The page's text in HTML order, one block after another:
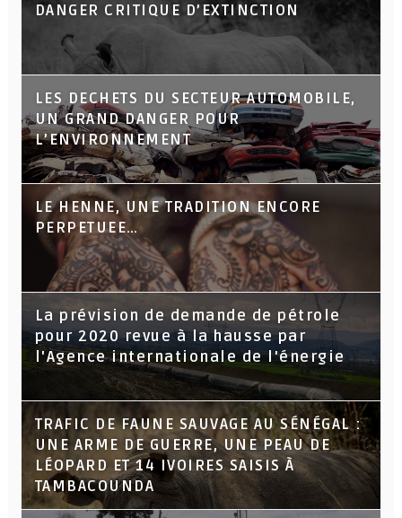
DANGER CRITIQUE D’EXTINCTION
LES DECHETS DU SECTEUR AUTOMOBILE,
UN GRAND DANGER POUR
L’ENVIRONNEMENT
LE HENNE, UNE TRADITION ENCORE
PERPETUEE…
La prévision de demande de pétrole
pour 2020 revue à la hausse par
l'Agence internationale de l'énergie
TRAFIC DE FAUNE SAUVAGE AU SÉNÉGAL :
UNE ARME DE GUERRE, UNE PEAU DE
LÉOPARD ET 14 IVOIRES SAISIS À
TAMBACOUNDA